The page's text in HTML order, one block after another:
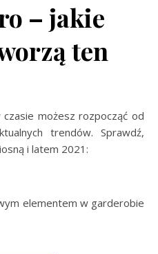
– jakie
ten
możesz rozpocząć od
trendów. Sprawdź,
i latem 2021:
elementem w garderobie